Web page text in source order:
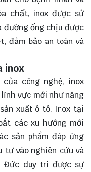
chất, inox được sử
đường ống chịu được
đảm bảo an toàn và
inox
công nghệ, inox
vực mới như năng
xuất ô tô. Inox tại
các xu hướng mới
sản phẩm đáp ứng
tư vào nghiên cứu và
Đức duy trì được sự